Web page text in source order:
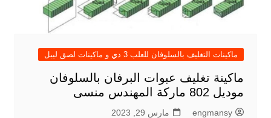
ماكينات التغليف بالسلوفان للعلب 3 دي و ماكينات لصق ليبل
ماكينة تغليف عبوات البرفان بالسلوفان
موديل 802 ماركة المهندس منسى
engmansy مارس 29, 2023